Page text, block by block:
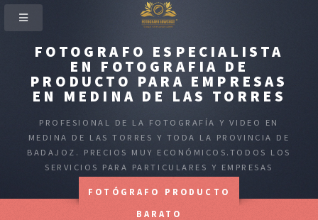
FOTOGRAFO ESPECIALISTA
EN FOTOGRAFIA DE
PRODUCTO PARA EMPRESAS
EN MEDINA DE LAS TORRES
PROFESIONAL DE LA FOTOGRAFÍA Y VIDEO EN
MEDINA DE LAS TORRES Y TODA LA PROVINCIA DE
BADAJOZ. PRECIOS MUY ECONÓMICOS.TODOS LOS
SERVICIOS PARA PARTICULARES Y EMPRESAS
FOTÓGRAFO PRODUCTO
BARATO